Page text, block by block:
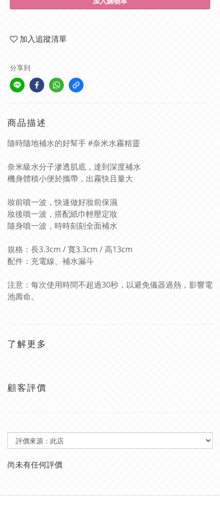
加入追蹤清單
分享到
商品描述
隨時隨地補水的好幫手 #奈米水霧精靈
奈米級水分子滲透肌底，達到深度補水
機身體積小便於攜帶，出霧快且量大
妝前噴一波，快速做好妝前保濕
妝後噴一波，搭配紙巾輕壓定妝
隨身噴一波，時時刻刻全面補水
規格：長3.3cm / 寬3.3cm / 高13cm
配件：充電線、補水漏斗
注意：每次使用時間不超過30秒，以避免儀器過熱，影響電
池壽命。
了解更多
顧客評價
尚未有任何評價